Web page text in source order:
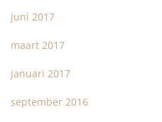
juni 2017
maart 2017
januari 2017
september 2016